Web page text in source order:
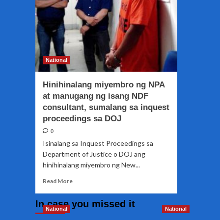
National
Hinihinalang miyembro ng NPA
at manugang ng isang NDF
consultant, sumalang sa inquest
proceedings sa DOJ
0
Isinalang sa Inquest Proceedings sa
Department of Justice o DOJ ang
hinihinalang miyembro ng New...
Read MoreRead
Hinihinalang
In case you missed it
National National